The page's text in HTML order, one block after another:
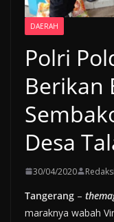
DAERAH
Polri
Berikan
Desa
30/04/2020
Tangerang –
maraknya wabah